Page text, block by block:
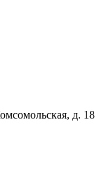
д. 18